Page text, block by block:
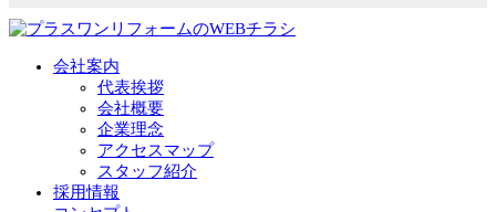
会社案内
代表挨拶
会社概要
企業理念
アクセスマップ
スタッフ紹介
採用情報